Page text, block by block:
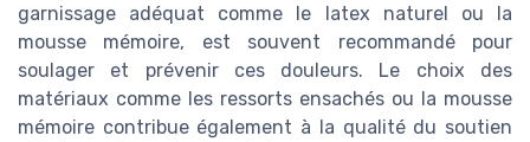
garnissage adéquat comme le latex naturel ou la
mousse mémoire, est souvent recommandé pour
soulager et prévenir ces douleurs. Le choix des
matériaux comme les ressorts ensachés ou la mousse
mémoire contribue également à la qualité du soutien